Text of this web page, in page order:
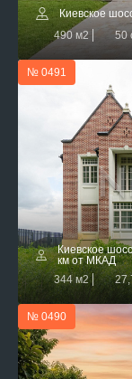
Киевское
490 м2
50
№ 0491
Киевское
км от МКАД
344 м2
№ 0490